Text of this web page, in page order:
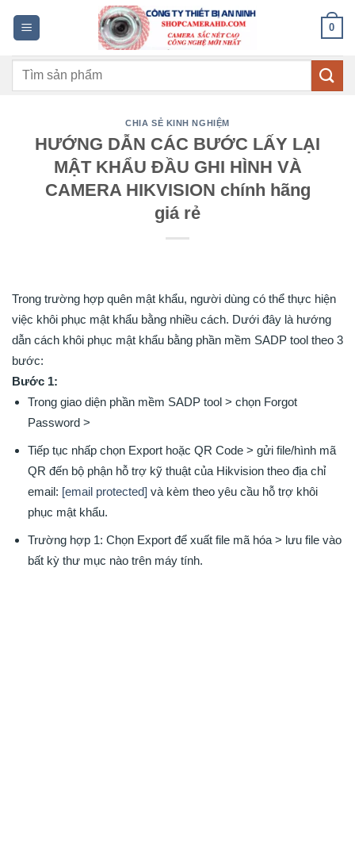
dung
0
Tìm
CHIA SẺ KINH NGHIỆM
HƯỚNG DẪN CÁC BƯỚC LẤY LẠI
MẬT KHẨU ĐẦU GHI HÌNH VÀ
CAMERA HIKVISION chính hãng
giá rẻ
Trong trường hợp quên mật khẩu, người dùng có thể thực hiện
việc khôi phục mật khẩu bằng nhiều cách. Dưới đây là hướng
dẫn cách khôi phục mật khẩu bằng phần mềm SADP tool theo 3
bước:
Bước 1:
Trong giao diện phần mềm SADP tool > chọn Forgot
Password >
Tiếp tục nhấp chọn Export hoặc QR Code > gửi file/hình mã
QR đến bộ phận hỗ trợ kỹ thuật của Hikvision theo địa chỉ
email: [email protected] và kèm theo yêu cầu hỗ trợ khôi
phục mật khẩu.
Trường hợp 1: Chọn Export để xuất file mã hóa > lưu file vào
bất kỳ thư mục nào trên máy tính.